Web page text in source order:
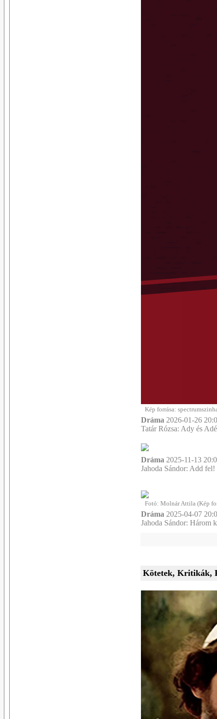
Kép forrása:
Dráma 2026-01-26
Tatár Rózsa: Ady és
Dráma 2025-11-13
Jahoda Sándor: Add fel!
Fotó: Molnár Attila (Kép
Dráma 2025-04-07
Jahoda Sándor: Három
Kötetek, Kritikák,